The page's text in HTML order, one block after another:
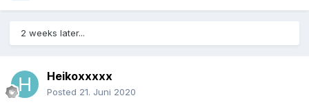
2 weeks later...
Heikoxxxxx
Posted 21. Juni 2020